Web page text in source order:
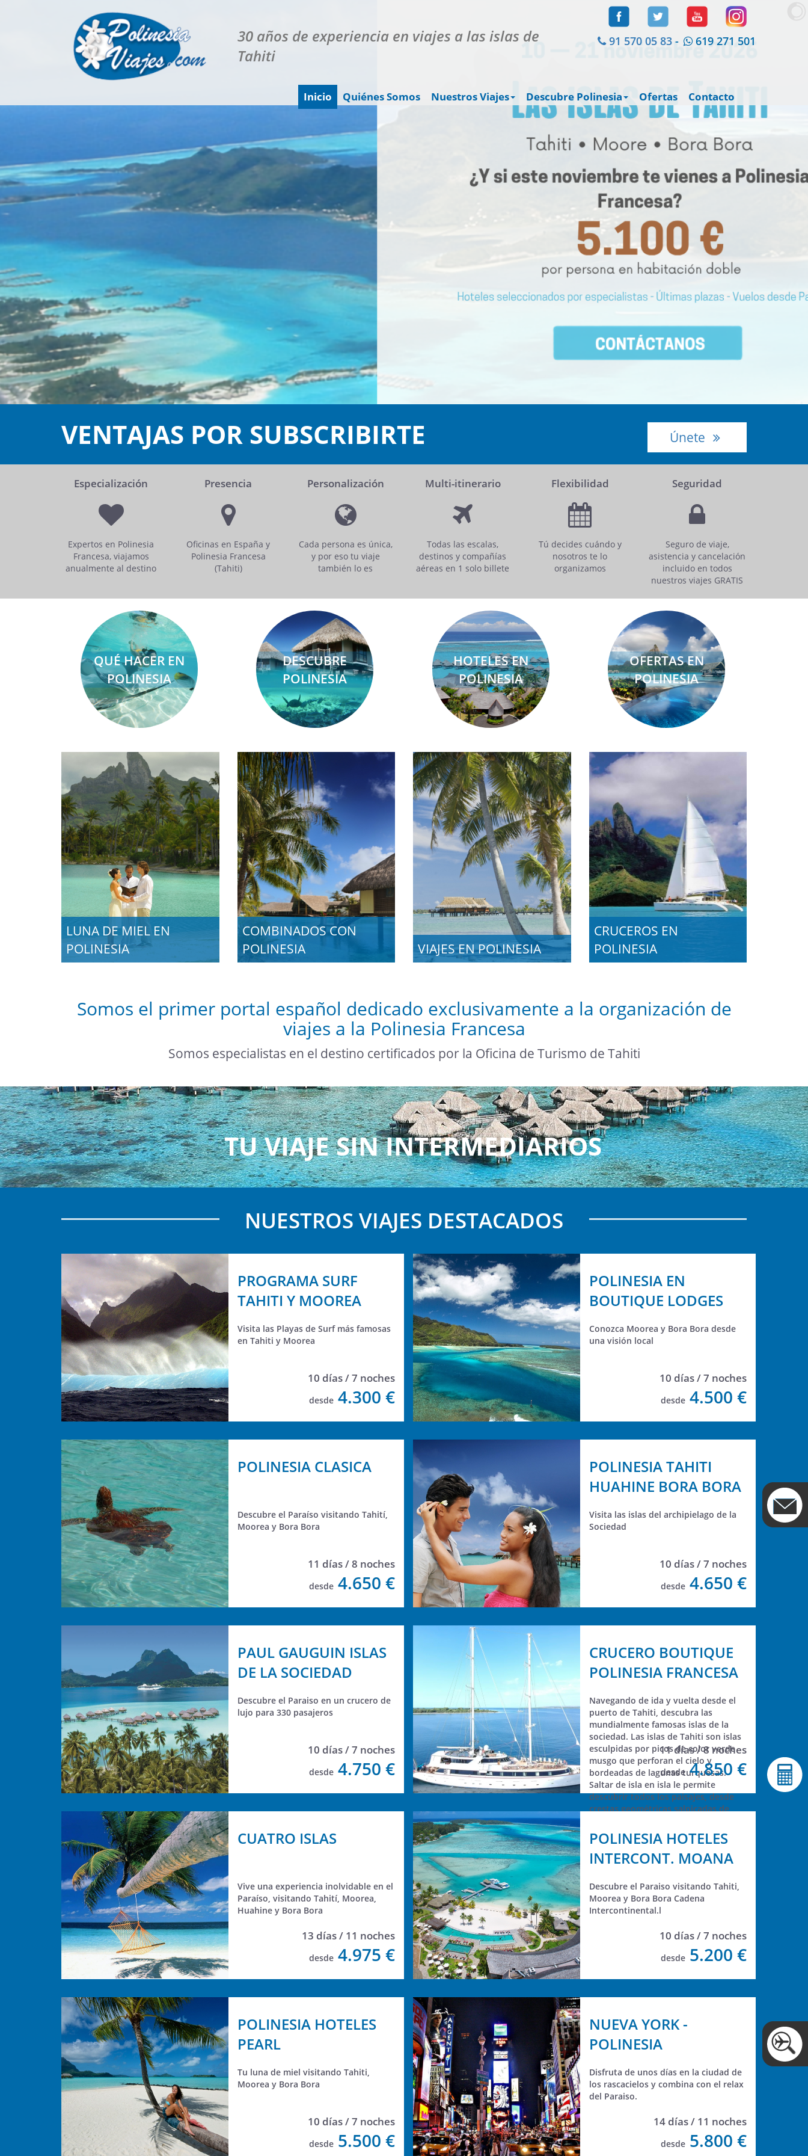
30 años de experiencia en viajes a las islas de
Tahiti
91 570 05 83- 619 271 501
Inicio Quiénes Somos Nuestros Viajes Descubre Polinesia Ofertas Contacto
VENTAJAS POR SUBSCRIBIRTE Únete
Especialización
Expertos en Polinesia
Francesa, viajamos
anualmente al destino
Presencia
Oficinas en España y
Polinesia Francesa
(Tahiti)
Personalización
Cada persona es única,
y por eso tu viaje
también lo es
Multi-itinerario
Todas las escalas,
destinos y compañías
aéreas en 1 solo billete
Flexibilidad
Tú decides cuándo y
nosotros te lo
organizamos
Seguridad
Seguro de viaje,
asistencia y cancelación
incluido en todos
nuestros viajes GRATIS
QUÉ HACER EN
POLINESIA
DESCUBRE
POLINESIA
HOTELES EN
POLINESIA
OFERTAS EN
POLINESIA
LUNA DE MIEL EN
POLINESIA
COMBINADOS CON
POLINESIA
VIAJES EN POLINESIA
CRUCEROS EN
POLINESIA
Somos el primer portal español dedicado exclusivamente a la organización de
viajes a la Polinesia Francesa
Somos especialistas en el destino certificados por la Oficina de Turismo de Tahiti
TU VIAJE SIN INTERMEDIARIOS
NUESTROS VIAJES DESTACADOS
PROGRAMA SURF
TAHITI Y MOOREA
Visita las Playas de Surf más famosas
en Tahiti y Moorea
10 días / 7 noches
desde 4.300 €
POLINESIA EN
BOUTIQUE LODGES
Conozca Moorea y Bora Bora desde
una visión local
10 días / 7 noches
desde 4.500 €
POLINESIA CLASICA
Descubre el Paraíso visitando Tahití,
Moorea y Bora Bora
11 días / 8 noches
desde 4.650 €
POLINESIA TAHITI
HUAHINE BORA BORA
Visita las islas del archipielago de la
Sociedad
10 días / 7 noches
desde 4.650 €
PAUL GAUGUIN ISLAS
DE LA SOCIEDAD
Descubre el Paraiso en un crucero de
lujo para 330 pasajeros
10 días / 7 noches
desde 4.750 €
CRUCERO BOUTIQUE
POLINESIA FRANCESA
Navegando de ida y vuelta desde el
puerto de Tahiti, descubra las
mundialmente famosas islas de la
sociedad. Las islas de Tahiti son islas
esculpidas por picos de color verde
musgo que perforan el cielo y
bordeadas de lagunas turquesas.
Saltar de isla en isla le permite
descubrir todos los paisajes, desde
crestas geométricas salpicadas de
desérticos donde las lagunas superan
con creces la masa de tierra. Las islas
de Tahití esconden muchos secretos,
Mana. El Mana es una fuerza vital y
un espíritu que nos rodea. Puede
verso, tocarlo, probarlo y sentirlo.
11 días / 8 noches
desde4.850 €
CUATRO ISLAS
Vive una experiencia inolvidable en el
Paraíso, visitando Tahití, Moorea,
Huahine y Bora Bora
13 días / 11 noches
desde 4.975 €
POLINESIA HOTELES
INTERCONT. MOANA
Descubre el Paraiso visitando Tahiti,
Moorea y Bora Bora Cadena
Intercontinental.l
10 días / 7 noches
desde 5.200 €
POLINESIA HOTELES
PEARL
Tu luna de miel visitando Tahiti,
Moorea y Bora Bora
10 días / 7 noches
desde 5.500 €
NUEVA YORK -
POLINESIA
Disfruta de unos días en la ciudad de
los rascacielos y combina con el relax
del Paraiso.
14 días / 11 noches
desde 5.800 €